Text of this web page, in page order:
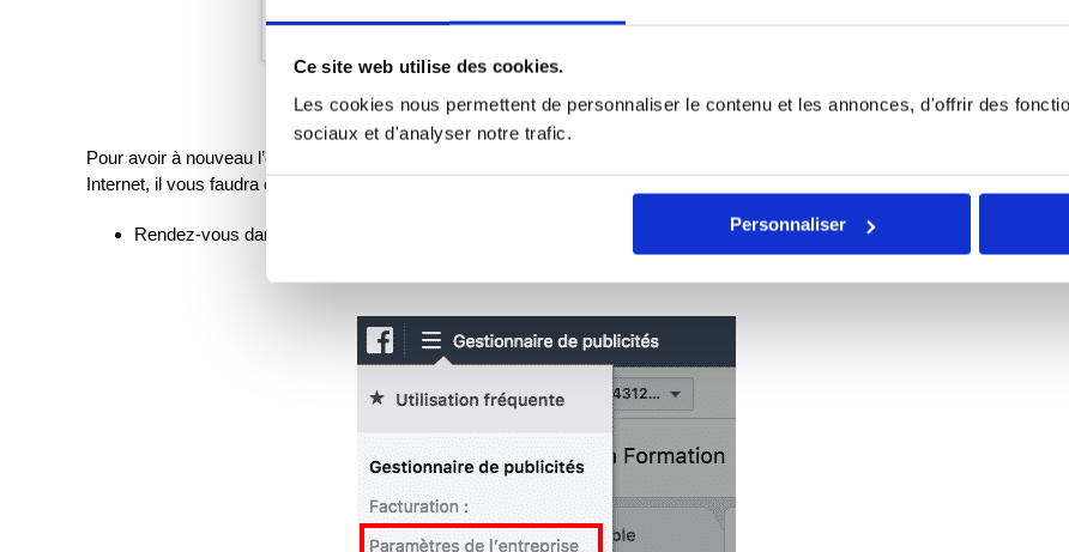
Ce site web utilise des cookies.
Les cookies nous permettent de personnaliser le contenu et les annonces, d'offrir des
sociaux et d'analyser notre trafic.
Personnaliser
Pour avoir à nouveau l’opportunité de pouvoir modifier le titre et la description des liens provenant de votre site
Internet, il vous faudra effectuer la manipulation suivante :
Rendez-vous dans le Business Manager de votre page et cliquez sur « Paramètres d’entreprise » :